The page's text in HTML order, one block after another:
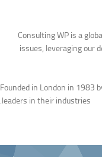
Consulting WP is a
issues, leveraging our
Founded in London in 1983
leaders in their industries.